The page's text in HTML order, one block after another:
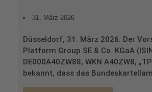
31. März 2026
Düsseldorf, 31. März 2026. Der
Platform Group SE & Co. KGaA
DE000A40ZW88, WKN A40ZW8,
bekannt, dass das